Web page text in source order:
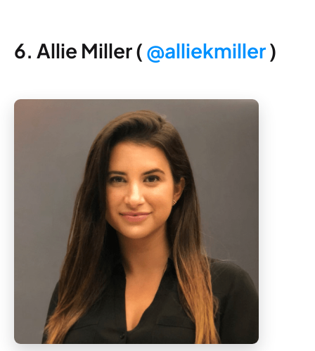
6. Allie Miller ( @alliekmiller)